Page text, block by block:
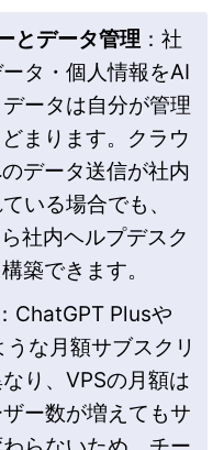
とデータ管理 ：社
タ・個人情報をAI
ータは自分が管理
まります。クラウ
データ送信が社内
いる場合でも、
社内ヘルプデスク
築できます。
ChatGPT Plusや
な月額サブスクリ
り、VPSの月額は
ー数が増えてもサ